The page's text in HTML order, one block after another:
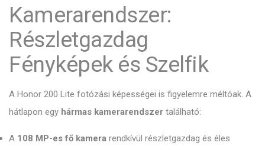
Kamerarendszer:
Részletgazdag
Fényképek és Szelfik
A Honor 200 Lite fotózási képességei is figyelemre méltóak. A
hátlapon egy hármas kamerarendszer található:
A 108 MP-es fő kamera rendkívül részletgazdag és éles